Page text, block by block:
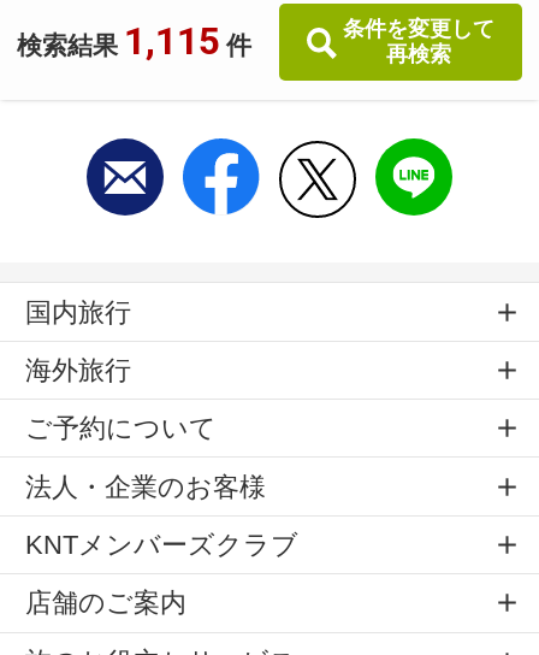
検索結果 1,115 件
条件を変更して
再検索
国内旅行
海外旅行
ご予約について
法人・企業のお客様
KNTメンバーズクラブ
店舗のご案内